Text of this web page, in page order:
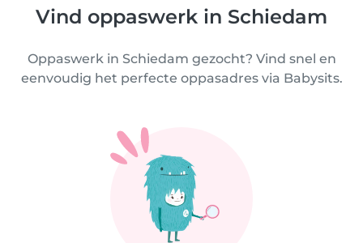
Vind oppaswerk in Schiedam
Oppaswerk in Schiedam gezocht? Vind snel en
eenvoudig het perfecte oppasadres via Babysits.